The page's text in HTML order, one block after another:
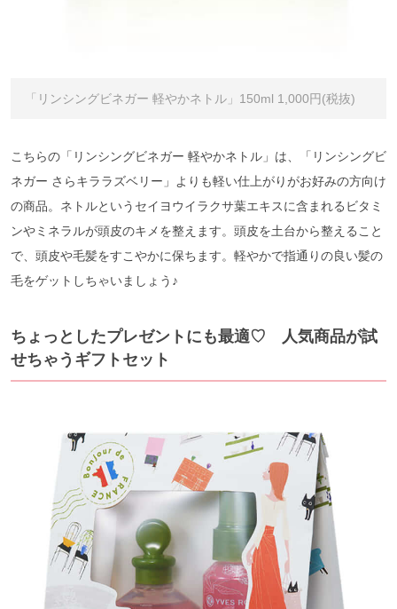
「リンシングビネガー 軽やかネトル」150ml 1,000円(税抜)
こちらの「リンシングビネガー 軽やかネトル」は、「リンシングビ
ネガー さらキララズベリー」よりも軽い仕上がりがお好みの方向け
の商品。ネトルというセイヨウイラクサ葉エキスに含まれるビタミ
ンやミネラルが頭皮のキメを整えます。頭皮を土台から整えること
で、頭皮や毛髪をすこやかに保ちます。軽やかで指通りの良い髪の
毛をゲットしちゃいましょう♪
ちょっとしたプレゼントにも最適♡ 人気商品が試
せちゃうギフトセット